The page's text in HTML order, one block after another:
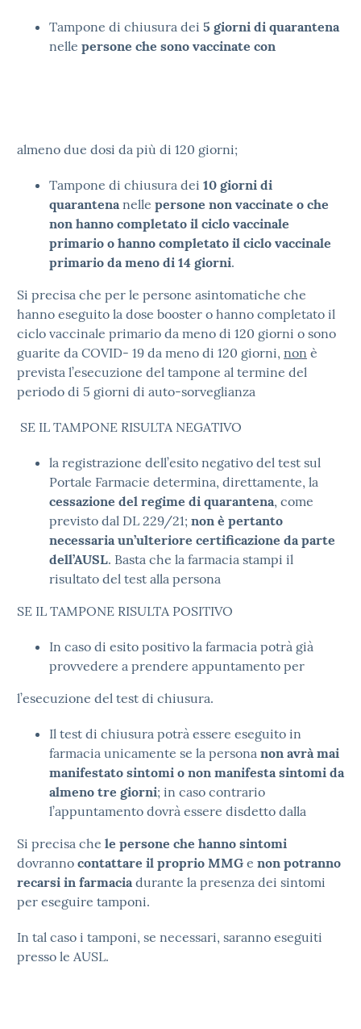
Tampone di chiusura dei 5 giorni di quarantena
nelle persone che sono vaccinate con
almeno due dosi da più di 120 giorni;
Tampone di chiusura dei 10 giorni di
quarantenanelle persone non vaccinate o che
non hanno completato il ciclo vaccinale
primario o hanno completato il ciclo vaccinale
primario da meno di 14 giorni.
Si precisa che per le persone asintomatiche che
hanno eseguito la dose booster o hanno completato il
ciclo vaccinale primario da meno di 120 giorni o sono
guarite da COVID- 19 da meno di 120 giorni, non è
prevista l’esecuzione del tampone al termine del
periodo di 5 giorni di auto-sorveglianza
SE IL TAMPONE RISULTA NEGATIVO
la registrazione dell’esito negativo del test sul
Portale Farmacie determina, direttamente, la
cessazione del regime di quarantena, come
previsto dal DL 229/21; non è pertanto
necessaria un’ulteriore certificazione da parte
dell’AUSL. Basta che la farmacia stampi il
risultato del test alla persona
SE IL TAMPONE RISULTA POSITIVO
In caso di esito positivo la farmacia potrà già
provvedere a prendere appuntamento per
l’esecuzione del test di chiusura.
Il test di chiusura potrà essere eseguito in
farmacia unicamente se la persona non avrà mai
manifestato sintomi o non manifesta sintomi da
almeno tre giorni; in caso contrario
l’appuntamento dovrà essere disdetto dalla
Si precisa che le persone che hanno sintomi
dovranno contattare il proprio MMG e non potranno
recarsi in farmaciadurante la presenza dei sintomi
per eseguire tamponi.
In tal caso i tamponi, se necessari, saranno eseguiti
presso le AUSL.